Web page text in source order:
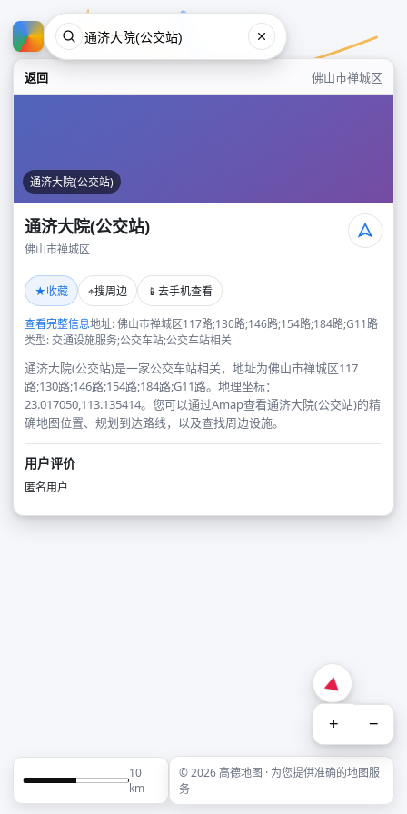
返回 佛山市禅城区
通济大院(公交站)
通济大院(公交站)
佛山市禅城区
★收藏 ⌖搜周边 📱 去手机查看
查看完整信息地址: 佛山市禅城区117路;130路;146路;154路;184路;G11路
类型: 交通设施服务;公交车站;公交车站相关
通济大院(公交站)是一家公交车站相关，地址为佛山市禅城区117
路;130路;146路;154路;184路;G11路。地理坐标：
23.017050,113.135414。您可以通过Amap查看通济大院(公交站)的精
确地图位置、规划到达路线，以及查找周边设施。
用户评价
匿名用户
+ −
10
km
© 2026 高德地图 · 为您提供准确的地图服
务